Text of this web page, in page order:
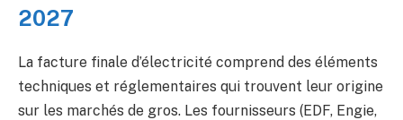
2027
La facture finale d’électricité comprend des éléments
techniques et réglementaires qui trouvent leur origine
sur les marchés de gros. Les fournisseurs (EDF, Engie,